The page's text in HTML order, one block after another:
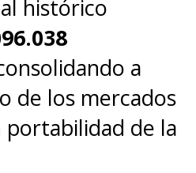
histórico
a
de los mercados
portabilidad de la